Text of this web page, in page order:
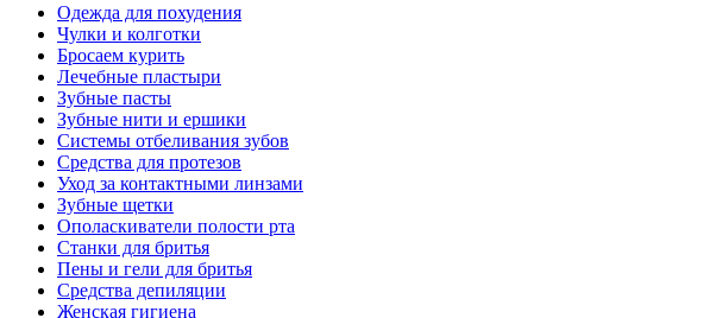
Одежда для похудения
Чулки и колготки
Бросаем курить
Лечебные пластыри
Зубные пасты
Зубные нити и ершики
Системы отбеливания зубов
Средства для протезов
Уход за контактными линзами
Зубные щетки
Ополаскиватели полости рта
Станки для бритья
Пены и гели для бритья
Средства депиляции
Женская гигиена